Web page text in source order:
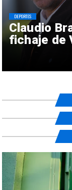
Claudio
fichaje de
DEPORTES